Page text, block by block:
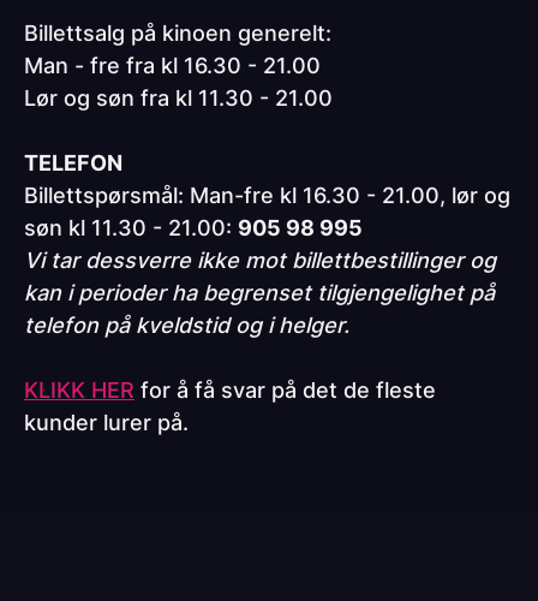
Billettsalg på kinoen generelt:
Man - fre fra kl 16.30 - 21.00
Lør og søn fra kl 11.30 - 21.00
TELEFON
Billettspørsmål: Man-fre kl 16.30 - 21.00, lør og
søn kl 11.30 - 21.00: 905 98 995
Vi tar dessverre ikke mot billettbestillinger og
kan i perioder ha begrenset tilgjengelighet på
telefon på kveldstid og i helger.
KLIKK HER for å få svar på det de fleste
kunder lurer på.